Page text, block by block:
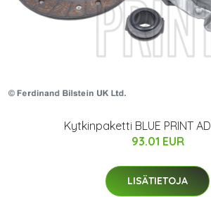
Kytkinpaketti BLUE PRINT
93.01 EUR
LISÄTIETOJA